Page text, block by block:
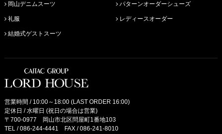
岡山デニムスーツ
礼服
結婚式ゲストスーツ
パターンオーダーシューズ
レディースオーダー
営業時間 / 10:00～18:00 (LAST ORDER 16:00)
定休日 / 水曜日 (祝日の場合は営業)
〒700-0977 岡山市北区問屋町1番地103
TEL /086-244-4441 FAX / 086-241-8010